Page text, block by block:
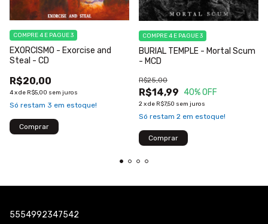
EXORCISMO - Exorcise and
Steal - CD
R$20,00
4xde R$5,00 sem juros
COMPRE 4 E PAGUE 3
Só restam 3 em estoque!
BURIAL TEMPLE - Mortal Scum
- MCD
R$14,99
R$25,00
40% OFF
2xde R$7,50 sem juros
COMPRE 4 E PAGUE 3
Só restam 2 em estoque!
5554992347542